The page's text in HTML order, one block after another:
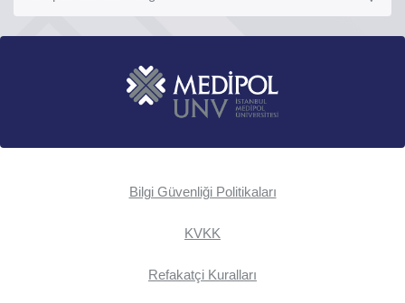
Bilgi Güvenliği Politikaları
KVKK
Refakatçi Kuralları